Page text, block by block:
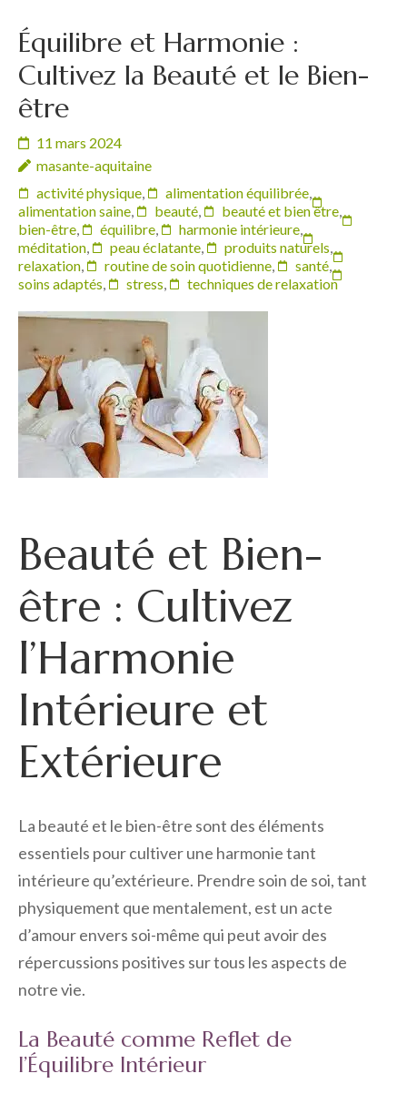
Équilibre et Harmonie :
Cultivez la Beauté et le Bien-
être
11 mars 2024
masante-aquitaine
activité physique, alimentation équilibrée,
alimentation saine, beauté, beauté et bien être,
bien-être, équilibre, harmonie intérieure,
méditation, peau éclatante, produits naturels,
relaxation, routine de soin quotidienne, santé,
soins adaptés, stress, techniques de relaxation
Beauté et Bien-
être : Cultivez
l’Harmonie
Intérieure et
Extérieure
La beauté et le bien-être sont des éléments
essentiels pour cultiver une harmonie tant
intérieure qu’extérieure. Prendre soin de soi, tant
physiquement que mentalement, est un acte
d’amour envers soi-même qui peut avoir des
répercussions positives sur tous les aspects de
notre vie.
La Beauté comme Reflet de
l’Équilibre Intérieur